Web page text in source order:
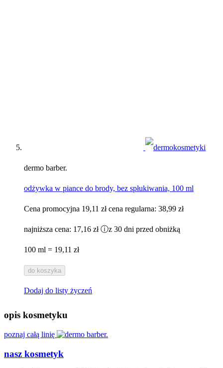
dermo barber.
odżywka w piance do brody, bez spłukiwania, 100 ml
Cena promocyjna 19,11 zł cena regularna: 38,99 zł
najniższa cena: 17,16 zł ⓘz 30 dni przed obniżką
100 ml = 19,11 zł
do koszyka
Dodaj do listy życzeń
opis kosmetyku
poznaj całą linię
nasz kosmetyk